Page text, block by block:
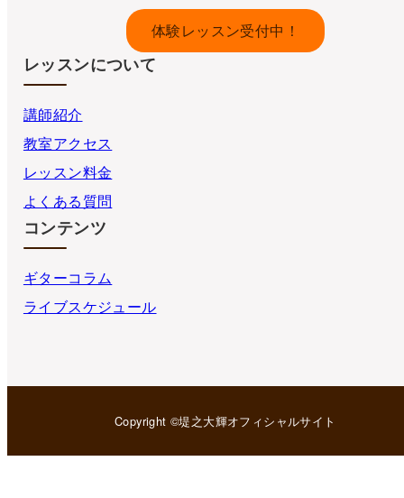
体験レッスン受付中！
レッスンについて
講師紹介
教室アクセス
レッスン料金
よくある質問
コンテンツ
ギターコラム
ライブスケジュール
Copyright ©堤之大輝オフィシャルサイト